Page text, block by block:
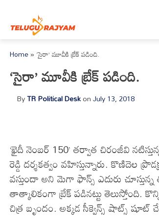
Home»‘సైరా’ మూవీకి బ్రేక్ పడింది.
‘సైరా’ మూవీకి బ్రేక్ పడింది.
ByTR Political DeskonJuly 13, 2018
‘ఖైదీ నెంబర్ 150’ తర్వాత చిరంజీవి
రెడ్డి దర్శకత్వం వహిస్తున్నారు. కొణిదెల
వస్తుందా అని మెగా ఫాన్స్ ఎదురు
తాత్కాలికంగా బ్రేక్ పడినట్టు
చిత్ర బృందం. అక్కడ సీక్వెన్స్ షాట్స్